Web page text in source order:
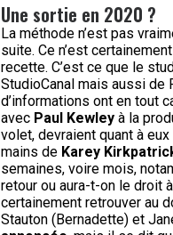
Une sortie en 2020 ?
La méthode n’est pas
suite. Ce n’est
recette. C’est ce que le
StudioCanal mais aussi de
d’informations ont en tout
avec Paul Kewley à la
volet, devraient quant à
mains de Karey
semaines, voire mois,
retour ou aura-t-on le droit
certainement retrouver au
Stauton (Bernadette) et